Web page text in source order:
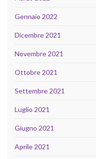
Gennaio 2022
Dicembre 2021
Novembre 2021
Ottobre 2021
Settembre 2021
Luglio 2021
Giugno 2021
Aprile 2021